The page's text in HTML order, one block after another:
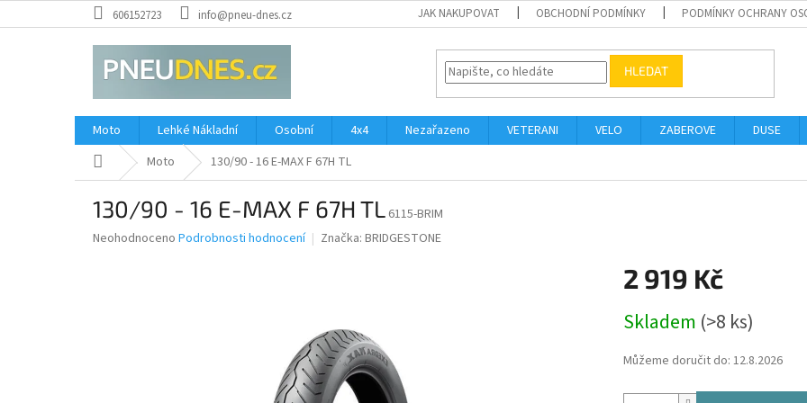
na
606152723 info@pneu-dnes.cz JAK NAKUPOVAT OBCHODNÍ PODMÍNKY PODMÍNKY OCHRANY
HLEDAT
Moto Lehké Nákladní Osobní 4x4 Nezařazeno VETERANI VELO ZABEROVE DUSE
Domů Moto 130/90 - 16 E-MAX F 67H TL
130/90 - 16 E-MAX F 67H TL 6115-BRIM
Průměrné
Neohodnoceno Podrobnosti hodnocení Značka: BRIDGESTONE
2 919 Kč
cena:
Skladem (>8 ks)
Můžeme doručit do: 12.8.2026